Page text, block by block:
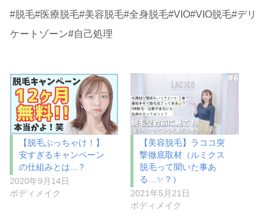
#脱毛#医療脱毛#美容脱毛#全身脱毛#VIO#VIO脱毛#デリ
ケートゾーン#自己処理
【脱毛ぶっちゃけ！】
安すぎるキャンペーン
の仕組みとは...？
2020年9月14日
ボディメイク
【美容脱毛】ラココ突
撃徹底取材（ルミクス
脱毛って聞いた事あ
る…✨？）
2021年5月21日
ボディメイク